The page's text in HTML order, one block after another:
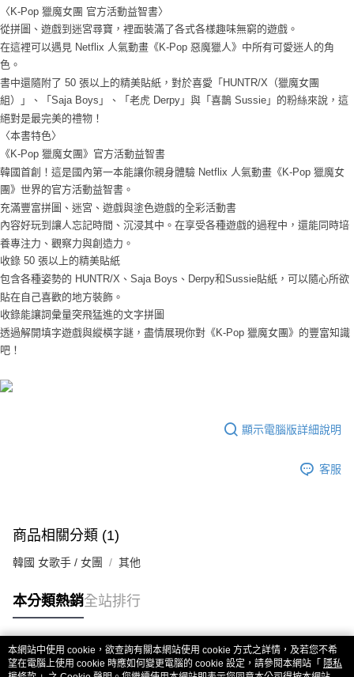
購買商品的店家。未經商家同意取消之訂單仍視為有效，需透過AFTEE先享
後付繳納相關費用。
※ 交易是否成功請以「AFTEE先享後付 」之結帳頁面顯示為準，若有關於
是否繳費成功／繳費後需取消欲退款等相關疑問，請聯繫「AFTEE先享後付
【注意事項】
１．透過由恩沛科技股份有限公司提供之「AFTEE先享後付」服務完成之交
易，需依本服務之必要範圍內提供個人資料，並將交易相關給付款項請求債
權轉讓予恩沛科技股份有限公司。
２．關於個人資料處理事宜，請瀏覽以下網址：
https://aftee.tw/terms/#terms3
３．未成年的使用者請事先徵得法定代理人或監護人之同意方可使用
「AFTEE先享後付」，若未經同意申辦者引起之損失，本公司不負相關責
任。
４．使用「AFTEE先享後付」時，將依據個別帳號之用戶狀況，依本公司即
時審查核予不同之上限額度；若仍有額度不足之情形，本公司將視審查結果
請求用戶進行身份認證。
５．嚴禁一人註冊多個帳號或使用他人資訊註冊。若發現惡意使用之情形，
恩沛科技股份有限公司將有權停止該用戶之使用額度並採取法律行動。
每筆NT$60，滿NT$1,599(含以上)免運費
付款後7-11取貨
新竹貨運
每筆NT$90
宅配 (離島)
每筆NT$200
付款後門市自取
免運費
亞洲國家/地區配送
北美國家/地區配送
歐洲國家/地區配送
〈K-Pop 獵魔女團 官方活動益智書〉
從拼圖、遊戲到迷宮尋寶，裡面裝滿了各式各樣趣味無窮的遊戲。
在這裡可以遇見 Netflix 人氣動畫《K-Pop 惡魔獵人》中所有可愛迷人的角
色。
書中還隨附了 50 張以上的精美貼紙，對於喜愛「HUNTR/X（獵魔女團
組）」、「Saja Boys」、「老虎 Derpy」與「喜鵲 Sussie」的粉絲來說，這
絕對是最完美的禮物！
〈本書特色〉
《K-Pop 獵魔女團》官方活動益智書
韓國首創！這是國內第一本能讓你親身體驗 Netflix 人氣動畫《K-Pop 獵魔女
團》世界的官方活動益智書。
充滿豐富拼圖、迷宮、遊戲與塗色遊戲的全彩活動書
內容好玩到讓人忘記時間、沉浸其中。在享受各種遊戲的過程中，還能同時培
養專注力、觀察力與創造力。
收錄 50 張以上的精美貼紙
包含各種姿勢的 HUNTR/X、Saja Boys、Derpy和Sussie貼紙，可以隨心所欲
貼在自己喜歡的地方裝飾。
收錄能讓詞彙量突飛猛進的文字拼圖
透過解開填字遊戲與縱橫字謎，盡情展現你對《K-Pop 獵魔女團》的豐富知識
吧！
顯示電腦版詳細說明
客服
商品相關分類 (1)
韓國 女歌手 / 女團 其他
本分類熱銷全站排行
熱門標籤
本網站中使用 cookie，欲查詢有關本網站使用 cookie 方式之詳情，及若您不希
望在電腦上使用 cookie 時應如何變更電腦的 cookie 設定，請參閱本網站「 隱私